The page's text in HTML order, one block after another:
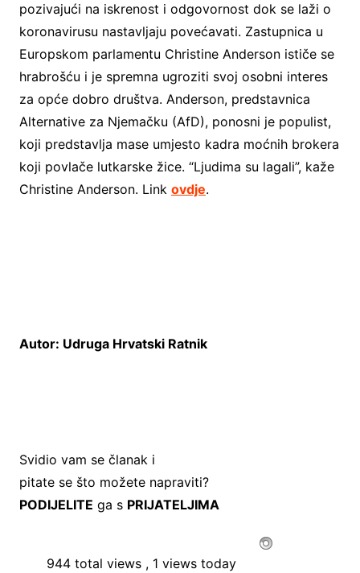
pozivajući na iskrenost i odgovornost dok se laži o
koronavirusu nastavljaju povećavati. Zastupnica u
Europskom parlamentu Christine Anderson ističe se
hrabrošću i je spremna ugroziti svoj osobni interes
za opće dobro društva. Anderson, predstavnica
Alternative za Njemačku (AfD), ponosni je populist,
koji predstavlja mase umjesto kadra moćnih brokera
koji povlače lutkarske žice. “Ljudima su lagali”, kaže
Christine Anderson. Link ovdje.
Autor: Udruga Hrvatski Ratnik
Svidio vam se članak i
pitate se što možete napraviti?
PODIJELITE ga s PRIJATELJIMA
944 total views , 1 views today